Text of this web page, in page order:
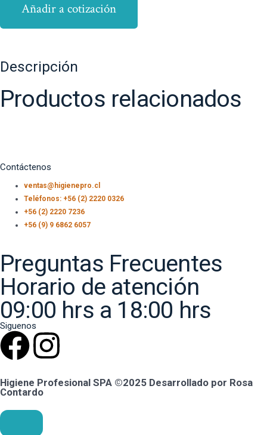
Añadir a cotización
Descripción
Productos relacionados
Contáctenos
ventas@higienepro.cl
Teléfonos: +56 (2) 2220 0326
+56 (2) 2220 7236
+56 (9) 9 6862 6057
Preguntas Frecuentes
Horario de atención
09:00 hrs a 18:00 hrs
Siguenos
Higiene Profesional SPA ©2025 Desarrollado por Rosa
Contardo